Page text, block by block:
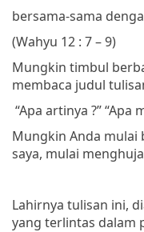
bersama-sama
(Wahyu 12 : 7 – 9)
Mungkin timbul
membaca judul
“Apa artinya ?”“Apa
Mungkin Anda mulai
saya, mulai
Lahirnya tulisan ini,
yang terlintas dalam